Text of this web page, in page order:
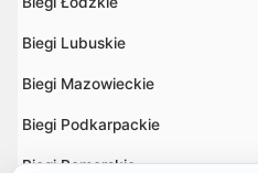
Biegi Lubuskie
Biegi Mazowieckie
Biegi Podkarpackie
Biegi Pomorskie